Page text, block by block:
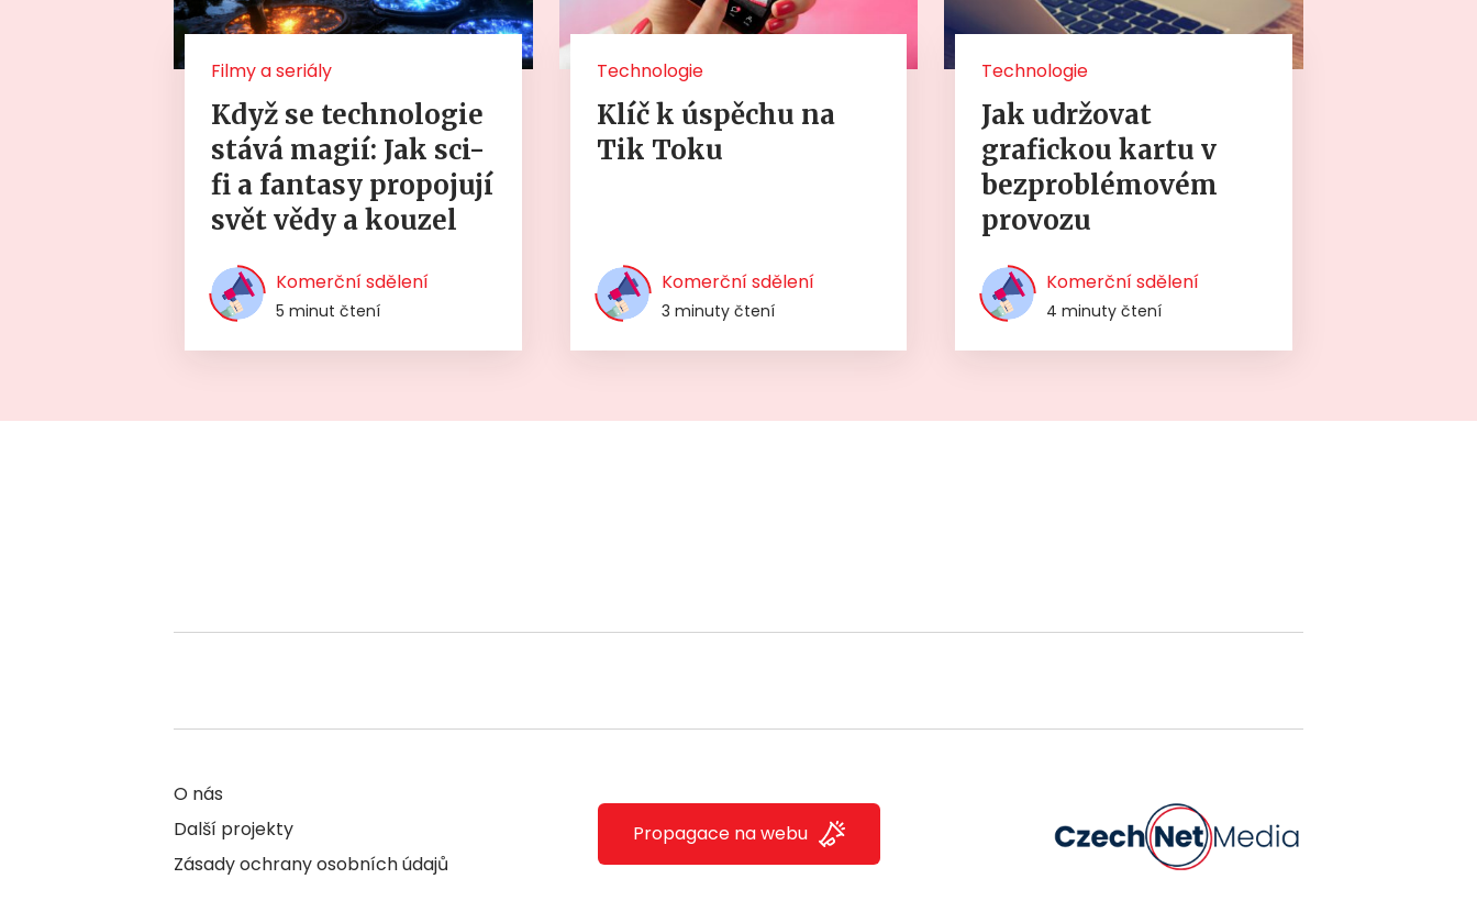
Filmy a seriály
Když se technologie
stává magií: Jak sci-
fi a fantasy propojují
svět vědy a kouzel
Komerční sdělení
5 minut čtení
Technologie
Klíč k úspěchu na
Tik Toku
Komerční sdělení
3 minuty čtení
Technologie
Jak udržovat
grafickou kartu v
bezproblémovém
provozu
Komerční sdělení
4 minuty čtení
O nás
Další projekty
Zásady ochrany osobních údajů
Propagace na webu